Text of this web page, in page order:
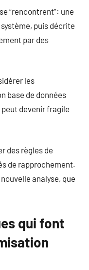
“rencontrent”: une
puis décrite
par des
les
base de données
devenir fragile
des règles de
de rapprochement.
analyse, que
qui font